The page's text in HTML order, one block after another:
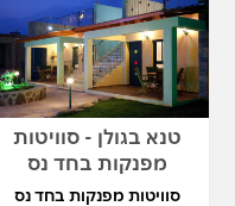
טנא בגולן - סוויטות
מפנקות בחד נס
סוויטות מפנקות בחד נס